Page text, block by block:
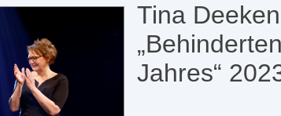
Tina
Jahres“